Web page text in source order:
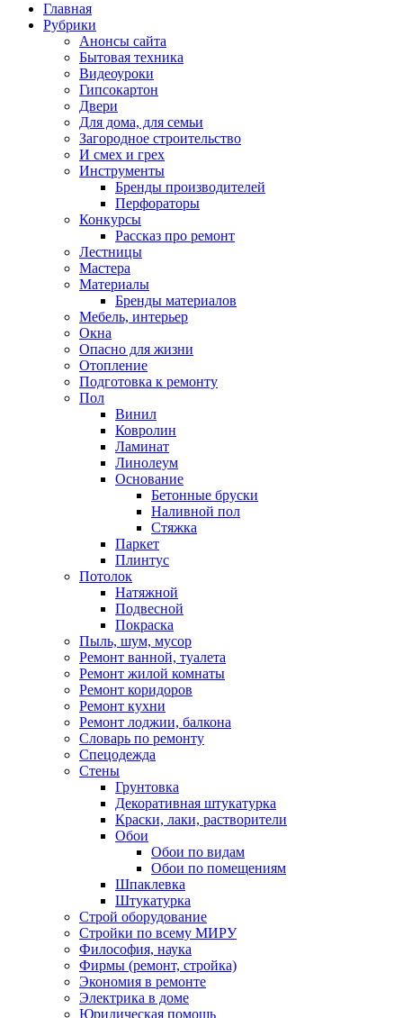
Главная
Рубрики
Анонсы сайта
Бытовая техника
Видеоуроки
Гипсокартон
Двери
Для дома, для семьи
Загородное строительство
И смех и грех
Инструменты
Бренды производителей
Перфораторы
Конкурсы
Рассказ про ремонт
Лестницы
Мастера
Материалы
Бренды материалов
Мебель, интерьер
Окна
Опасно для жизни
Отопление
Подготовка к ремонту
Пол
Винил
Ковролин
Ламинат
Линолеум
Основание
Бетонные бруски
Наливной пол
Стяжка
Паркет
Плинтус
Потолок
Натяжной
Подвесной
Покраска
Пыль, шум, мусор
Ремонт ванной, туалета
Ремонт жилой комнаты
Ремонт коридоров
Ремонт кухни
Ремонт лоджии, балкона
Словарь по ремонту
Спецодежда
Стены
Грунтовка
Декоративная штукатурка
Краски, лаки, растворители
Обои
Обои по видам
Обои по помещениям
Шпаклевка
Штукатурка
Строй оборудование
Стройки по всему МИРУ
Философия, наука
Фирмы (ремонт, стройка)
Экономия в ремонте
Электрика в доме
Юридическая помощь